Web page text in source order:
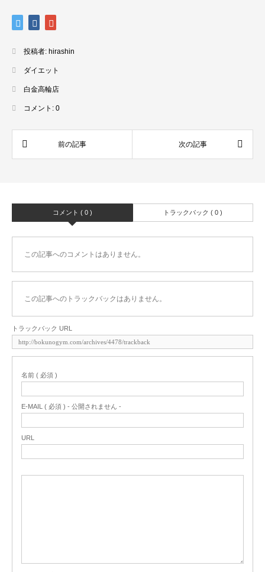
投稿者: hirashin
ダイエット
白金高輪店
コメント: 0
コメント ( 0 ) トラックバック ( 0 )
この記事へのコメントはありません。
この記事へのトラックバックはありません。
トラックバック URL
名前 ( 必須 )
E-MAIL ( 必須 ) - 公開されません -
URL